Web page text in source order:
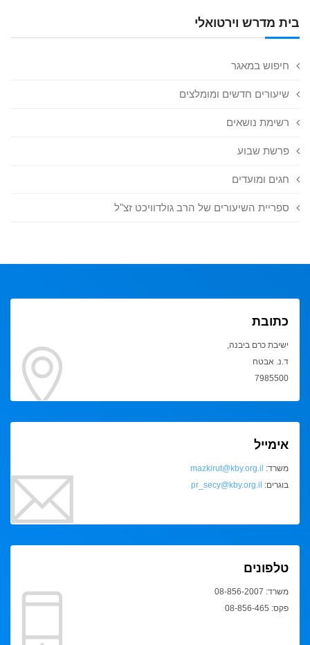
בית מדרש וירטואלי
חיפוש במאגר
שיעורים חדשים ומומלצים
רשימת נושאים
פרשת שבוע
חגים ומועדים
ספריית השיעורים של הרב גולדוויכט זצ"ל
כתובת
ישיבת כרם ביבנה,
ד.נ. אבטח
7985500
אימייל
משרד: mazkirut@kby.org.il
בוגרים: pr_secy@kby.org.il
טלפונים
משרד: 08-856-2007
פקס: 08-856-465